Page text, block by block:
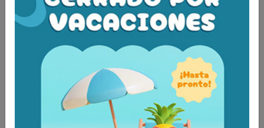
Aún no existen valoraciones para este
producto.
Tambien te recomendamos